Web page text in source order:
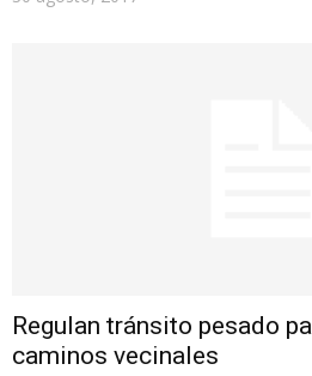
Regulan tránsito pesado
caminos vecinales